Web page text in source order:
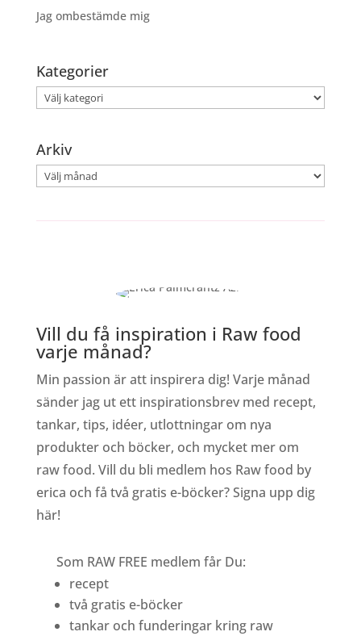
Jag ombestämde mig
Kategorier
Kategorier
Arkiv
Arkiv
Vill du få inspiration i Raw food
varje månad?
Min passion är att inspirera dig! Varje månad
sänder jag ut ett inspirationsbrev med recept,
tankar, tips, idéer, utlottningar om nya
produkter och böcker, och mycket mer om
raw food. Vill du bli medlem hos Raw food by
erica och få två gratis e-böcker? Signa upp dig
här!
Som RAW FREE medlem får Du:
recept
två gratis e-böcker
tankar och funderingar kring raw